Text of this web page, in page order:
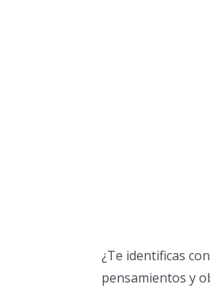
¿Te identificas
pensamientos y